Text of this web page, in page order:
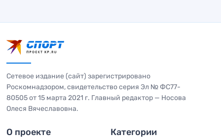
Сетевое издание (сайт) зарегистрировано
Роскомнадзором, свидетельство серия Эл № ФС77-
80505 от 15 марта 2021 г. Главный редактор — Носова
Олеся Вячеславовна.
О проекте Категории